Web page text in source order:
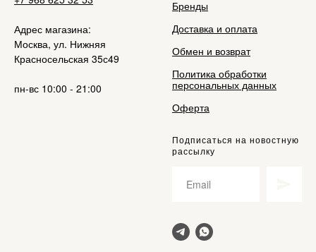
Адрес магазина:
Москва, ул. Нижняя
Красносельская 35с49
пн-вс 10:00 - 21:00
Бренды
Доставка и оплата
Обмен и возврат
Политика обработки
персональных данных
Оферта
Подписаться на новостную
рассылку